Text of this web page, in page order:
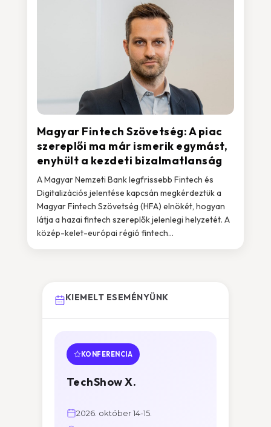
Magyar Fintech Szövetség: A piac
szereplői ma már ismerik egymást,
enyhült a kezdeti bizalmatlanság
A Magyar Nemzeti Bank legfrissebb Fintech és
Digitalizációs jelentése kapcsán megkérdeztük a
Magyar Fintech Szövetség (HFA) elnökét, hogyan
látja a hazai fintech szereplők jelenlegi helyzetét. A
közép-kelet-európai régió fintech...
KIEMELT ESEMÉNYÜNK
KONFERENCIA
TechShow X.
2026. október 14-15.